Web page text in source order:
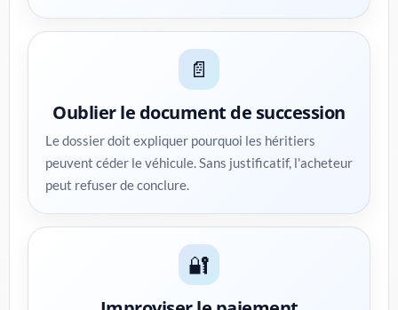
📄
Oublier le document de succession
Le dossier doit expliquer pourquoi les héritiers
peuvent céder le véhicule. Sans justificatif, l'acheteur
peut refuser de conclure.
🔐